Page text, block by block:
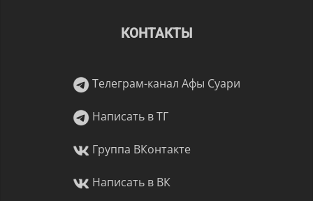
КОНТАКТЫ
Телеграм-канал Афы Суари
Написать в ТГ
Группа ВКонтакте
Написать в ВК